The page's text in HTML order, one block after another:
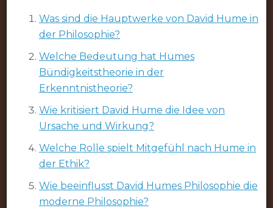
Was sind die Hauptwerke von David Hume in
der Philosophie?
Welche Bedeutung hat Humes
Bündigkeitstheorie in der
Erkenntnistheorie?
Wie kritisiert David Hume die Idee von
Ursache und Wirkung?
Welche Rolle spielt Mitgefühl nach Hume in
der Ethik?
Wie beeinflusst David Humes Philosophie die
moderne Philosophie?